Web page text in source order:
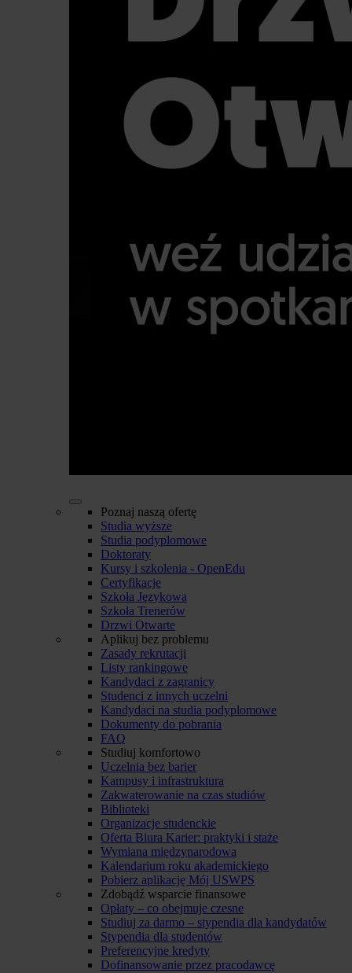
Poznaj naszą ofertę
Studia wyższe
Studia podyplomowe
Doktoraty
Kursy i szkolenia - OpenEdu
Certyfikacje
Szkoła Językowa
Szkoła Trenerów
Drzwi Otwarte
Aplikuj bez problemu
Zasady rekrutacji
Listy rankingowe
Kandydaci z zagranicy
Studenci z innych uczelni
Kandydaci na studia podyplomowe
Dokumenty do pobrania
FAQ
Studiuj komfortowo
Uczelnia bez barier
Kampusy i infrastruktura
Zakwaterowanie na czas studiów
Biblioteki
Organizacje studenckie
Oferta Biura Karier: praktyki i staże
Wymiana międzynarodowa
Kalendarium roku akademickiego
Pobierz aplikację Mój USWPS
Zdobądź wsparcie finansowe
Opłaty – co obejmuje czesne
Studiuj za darmo – stypendia dla kandydatów
Stypendia dla studentów
Preferencyjne kredyty
Dofinansowanie przez pracodawcę